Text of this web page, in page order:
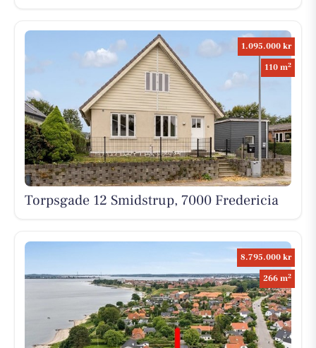
1.095.000 kr
110 m2
Torpsgade 12 Smidstrup, 7000 Fredericia
8.795.000 kr
266 m2